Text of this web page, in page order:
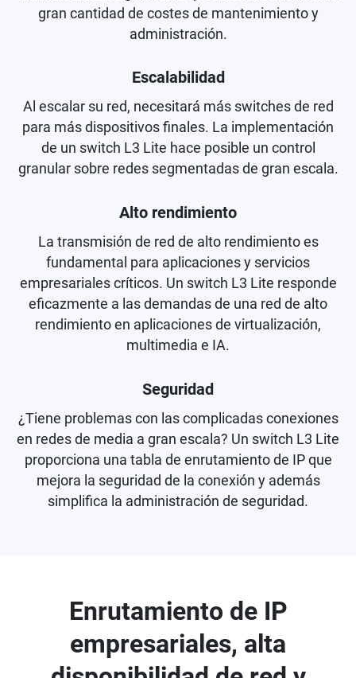
gran cantidad de costes de mantenimiento y
administración.
Escalabilidad
Al escalar su red, necesitará más switches de red
para más dispositivos finales. La implementación
de un switch L3 Lite hace posible un control
granular sobre redes segmentadas de gran escala.
Alto rendimiento
La transmisión de red de alto rendimiento es
fundamental para aplicaciones y servicios
empresariales críticos. Un switch L3 Lite responde
eficazmente a las demandas de una red de alto
rendimiento en aplicaciones de virtualización,
multimedia e IA.
Seguridad
¿Tiene problemas con las complicadas conexiones
en redes de media a gran escala? Un switch L3 Lite
proporciona una tabla de enrutamiento de IP que
mejora la seguridad de la conexión y además
simplifica la administración de seguridad.
Enrutamiento de IP
empresariales, alta